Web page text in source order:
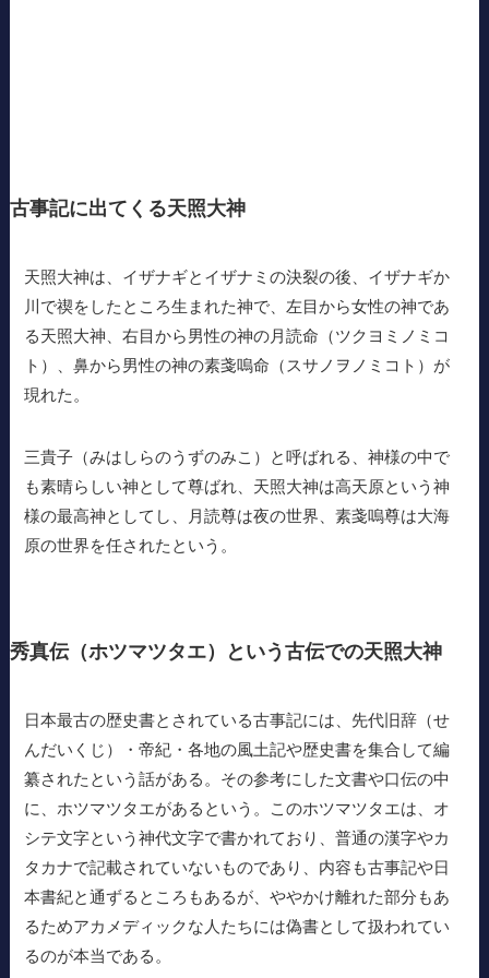
古事記に出てくる天照大神
天照大神は、イザナギとイザナミの決裂の後、イザナギか
川で禊をしたところ生まれた神で、左目から女性の神であ
る天照大神、右目から男性の神の月読命（ツクヨミノミコ
ト）、鼻から男性の神の素戔嗚命（スサノヲノミコト）が
現れた。
三貴子（みはしらのうずのみこ）と呼ばれる、神様の中で
も素晴らしい神として尊ばれ、天照大神は高天原という神
様の最高神としてし、月読尊は夜の世界、素戔嗚尊は大海
原の世界を任されたという。
秀真伝（ホツマツタエ）という古伝での天照大神
日本最古の歴史書とされている古事記には、先代旧辞（せ
んだいくじ）・帝紀・各地の風土記や歴史書を集合して編
纂されたという話がある。その参考にした文書や口伝の中
に、ホツマツタエがあるという。このホツマツタエは、オ
シテ文字という神代文字で書かれており、普通の漢字やカ
タカナで記載されていないものであり、内容も古事記や日
本書紀と通ずるところもあるが、ややかけ離れた部分もあ
るためアカメディックな人たちには偽書として扱われてい
るのが本当である。